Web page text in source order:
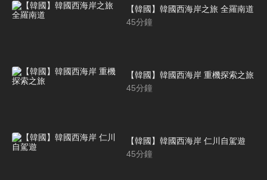
【韓國】韓國西海岸之旅 全羅南道
45分鐘
【韓國】韓國西海岸 重機探索之旅
45分鐘
【韓國】韓國西海岸 仁川自駕遊
45分鐘